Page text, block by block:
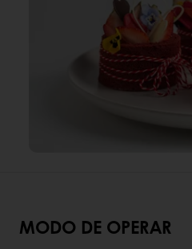
MODO DE OPERAR